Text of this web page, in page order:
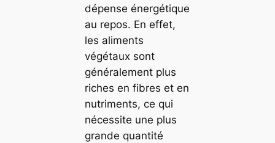
dépense énergétique
au repos. En effet,
les aliments
végétaux sont
généralement plus
riches en fibres et en
nutriments, ce qui
nécessite une plus
grande quantité